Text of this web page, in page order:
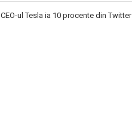
CEO-ul Tesla ia 10 procente din Twitter